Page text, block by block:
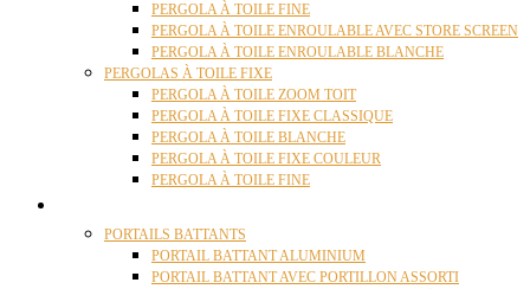
PERGOLA À TOILE FINE
PERGOLA À TOILE ENROULABLE AVEC STORE SCREEN
PERGOLA À TOILE ENROULABLE BLANCHE
PERGOLAS À TOILE FIXE
PERGOLA À TOILE ZOOM TOIT
PERGOLA À TOILE FIXE CLASSIQUE
PERGOLA À TOILE BLANCHE
PERGOLA À TOILE FIXE COULEUR
PERGOLA À TOILE FINE
PORTAILS BATTANTS
PORTAIL BATTANT ALUMINIUM
PORTAIL BATTANT AVEC PORTILLON ASSORTI